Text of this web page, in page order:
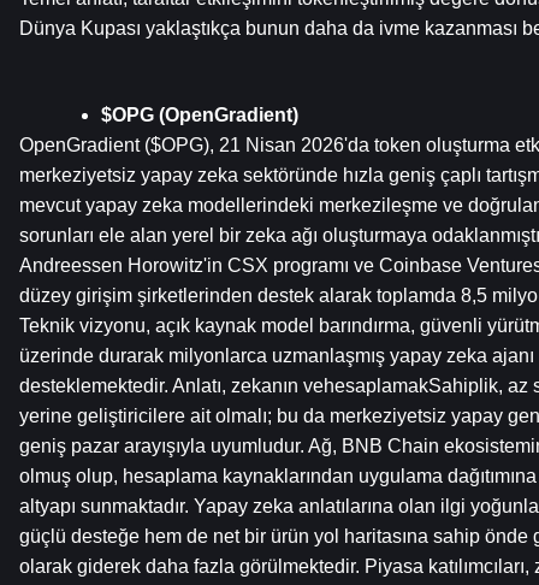
Dünya Kupası yaklaştıkça bunun daha da ivme kazanması
$OPG (OpenGradient)
OpenGradient ($OPG), 21 Nisan 2026'da token oluşturma
merkeziyetsiz yapay zeka sektöründe hızla geniş çaplı
mevcut yapay zeka modellerindeki merkezileşme ve
sorunları ele alan yerel bir zeka ağı oluşturmaya
Andreessen Horowitz'in CSX programı ve Coinbase
düzey girişim şirketlerinden destek alarak toplamda 8,5
Teknik vizyonu, açık kaynak model barındırma, güvenli
üzerinde durarak milyonlarca uzmanlaşmış yapay zeka
desteklemektedir. Anlatı, zekanın vehesaplamakSahiplik, az
yerine geliştiricilere ait olmalı; bu da merkeziyetsiz yapay
geniş pazar arayışıyla uyumludur. Ağ, BNB Chain
olmuş olup, hesaplama kaynaklarından uygulama
altyapı sunmaktadır. Yapay zeka anlatılarına olan ilgi
güçlü desteğe hem de net bir ürün yol haritasına sahip önde
olarak giderek daha fazla görülmektedir. Piyasa